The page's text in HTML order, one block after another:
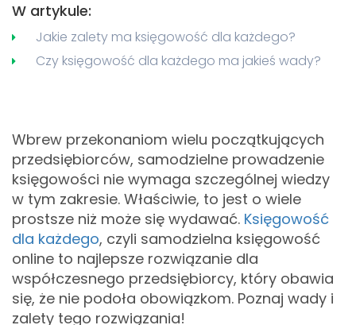
W artykule:
Jakie zalety ma księgowość dla każdego?
Czy księgowość dla każdego ma jakieś wady?
Wbrew przekonaniom wielu początkujących
przedsiębiorców, samodzielne prowadzenie
księgowości nie wymaga szczególnej wiedzy
w tym zakresie. Właściwie, to jest o wiele
prostsze niż może się wydawać. Księgowość
dla każdego, czyli samodzielna księgowość
online to najlepsze rozwiązanie dla
współczesnego przedsiębiorcy, który obawia
się, że nie podoła obowiązkom. Poznaj wady i
zalety tego rozwiązania!